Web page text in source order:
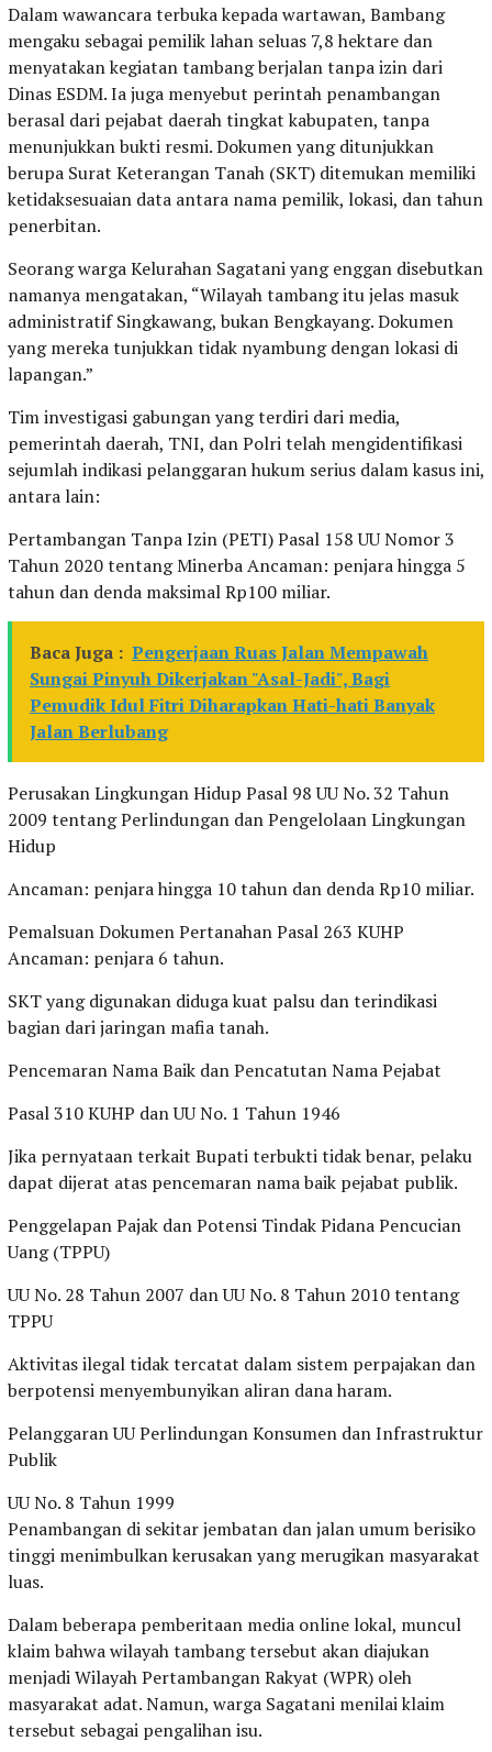
Dalam wawancara terbuka kepada wartawan, Bambang
mengaku sebagai pemilik lahan seluas 7,8 hektare dan
menyatakan kegiatan tambang berjalan tanpa izin dari
Dinas ESDM. Ia juga menyebut perintah penambangan
berasal dari pejabat daerah tingkat kabupaten, tanpa
menunjukkan bukti resmi. Dokumen yang ditunjukkan
berupa Surat Keterangan Tanah (SKT) ditemukan memiliki
ketidaksesuaian data antara nama pemilik, lokasi, dan tahun
penerbitan.
Seorang warga Kelurahan Sagatani yang enggan disebutkan
namanya mengatakan, “Wilayah tambang itu jelas masuk
administratif Singkawang, bukan Bengkayang. Dokumen
yang mereka tunjukkan tidak nyambung dengan lokasi di
lapangan.”
Tim investigasi gabungan yang terdiri dari media,
pemerintah daerah, TNI, dan Polri telah mengidentifikasi
sejumlah indikasi pelanggaran hukum serius dalam kasus ini,
antara lain:
Pertambangan Tanpa Izin (PETI) Pasal 158 UU Nomor 3
Tahun 2020 tentang Minerba Ancaman: penjara hingga 5
tahun dan denda maksimal Rp100 miliar.
Baca Juga : Pengerjaan Ruas Jalan Mempawah
Sungai Pinyuh Dikerjakan "Asal-Jadi", Bagi
Pemudik Idul Fitri Diharapkan Hati-hati Banyak
Jalan Berlubang
Perusakan Lingkungan Hidup Pasal 98 UU No. 32 Tahun
2009 tentang Perlindungan dan Pengelolaan Lingkungan
Hidup
Ancaman: penjara hingga 10 tahun dan denda Rp10 miliar.
Pemalsuan Dokumen Pertanahan Pasal 263 KUHP
Ancaman: penjara 6 tahun.
SKT yang digunakan diduga kuat palsu dan terindikasi
bagian dari jaringan mafia tanah.
Pencemaran Nama Baik dan Pencatutan Nama Pejabat
Pasal 310 KUHP dan UU No. 1 Tahun 1946
Jika pernyataan terkait Bupati terbukti tidak benar, pelaku
dapat dijerat atas pencemaran nama baik pejabat publik.
Penggelapan Pajak dan Potensi Tindak Pidana Pencucian
Uang (TPPU)
UU No. 28 Tahun 2007 dan UU No. 8 Tahun 2010 tentang
TPPU
Aktivitas ilegal tidak tercatat dalam sistem perpajakan dan
berpotensi menyembunyikan aliran dana haram.
Pelanggaran UU Perlindungan Konsumen dan Infrastruktur
Publik
UU No. 8 Tahun 1999
Penambangan di sekitar jembatan dan jalan umum berisiko
tinggi menimbulkan kerusakan yang merugikan masyarakat
luas.
Dalam beberapa pemberitaan media online lokal, muncul
klaim bahwa wilayah tambang tersebut akan diajukan
menjadi Wilayah Pertambangan Rakyat (WPR) oleh
masyarakat adat. Namun, warga Sagatani menilai klaim
tersebut sebagai pengalihan isu.